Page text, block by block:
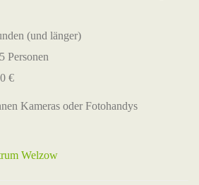
(und länger)
Personen
€
Kameras oder Fotohandys
Welzow